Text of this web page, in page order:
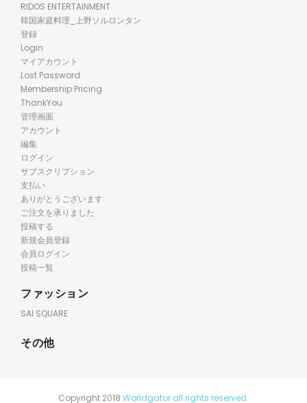
RIDOS ENTERTAINMENT
韓国家庭料理_上野ソルロンタン
登録
Login
マイアカウント
Lost Password
Membership Pricing
ThankYou
管理画面
アカウント
編集
ログイン
サブスクリプション
支払い
ありがとうございます
ご注文を承りました
投稿する
新規会員登録
会員ログイン
投稿一覧
ファッション
SAI SQUARE
その他
Copyright 2018 Worldgator all rights reserved.